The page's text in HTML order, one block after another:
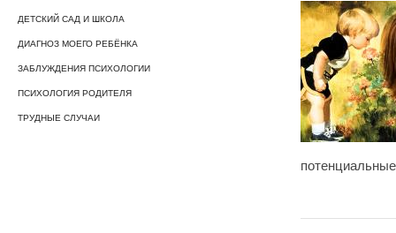
ДЕТСКИЙ САД И ШКОЛА
ДИАГНОЗ МОЕГО РЕБЁНКА
ЗАБЛУЖДЕНИЯ ПСИХОЛОГИИ
ПСИХОЛОГИЯ РОДИТЕЛЯ
ТРУДНЫЕ СЛУЧАИ